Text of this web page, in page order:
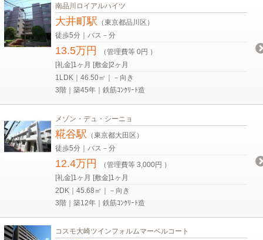
南品川ロイアルハイツ
大井町駅 （東京都品川区）
徒歩5分｜バス－分
13.5万円
（管理費等 0円 ）
[礼金]1ヶ月 [敷金]2ヶ月
1LDK｜46.50㎡｜－向き
3階｜築45年｜鉄筋ｺﾝｸﾘｰﾄ造
メゾン・デュ・シーニョ
糀谷駅
（東京都大田区）
徒歩5分｜バス－分
12.4万円
（管理費等 3,000円 ）
[礼金]1ヶ月 [敷金]1ヶ月
2DK｜45.68㎡｜－向き
3階｜築12年｜鉄筋ｺﾝｸﾘｰﾄ造
コスモ大崎ツインフォルムマーベルコート